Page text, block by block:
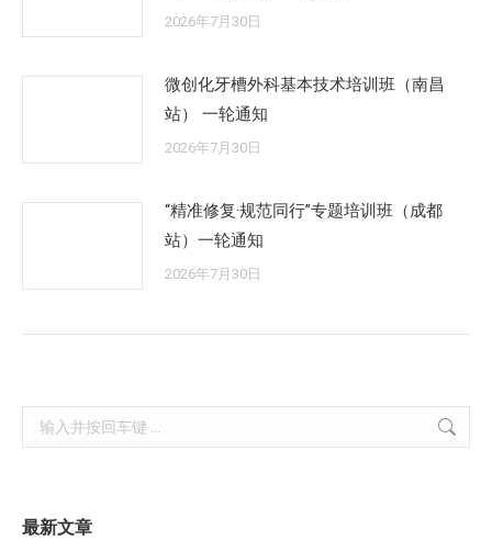
2026年7月30日
微创化牙槽外科基本技术培训班（南昌
站） 一轮通知
2026年7月30日
“精准修复·规范同行”专题培训班（成都
站）一轮通知
2026年7月30日
Search:
最新文章